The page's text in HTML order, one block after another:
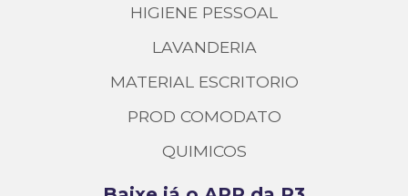
HIGIENE PESSOAL
LAVANDERIA
MATERIAL ESCRITORIO
PROD COMODATO
QUIMICOS